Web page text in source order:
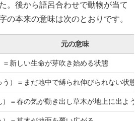
。後から語呂合わせで動物が当て
の本来の意味は次のとおりです。
元の意味
＝新しい生命が芽吹き始める状態
う）＝まだ地中で縛られ伸びられない状態
）＝春の気が動き出し草木が地上に出よう